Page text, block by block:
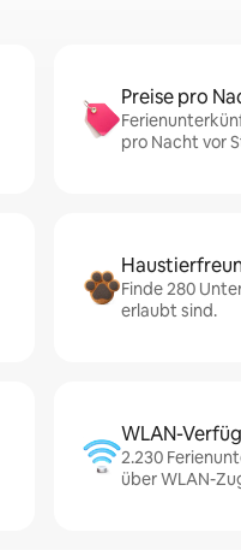
Preise pro
pro Nacht vor
Finde 280
erlaubt sind.
WLAN-
2.230
über WLAN-